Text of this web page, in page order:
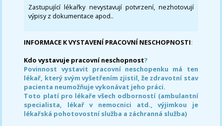
Zastupující lékařky nevystavují potvrzení, nezhotovují
výpisy z dokumentace apod..
INFORMACE K VYSTAVENÍ PRACOVNÍ NESCHOPNOSTI:
Kdo vystavuje pracovní neschopnost?
Povinnost vystavit pracovní neschopenku má ten
lékař, který svým vyšetřením zjistil, že zdravotní stav
pacienta neumožňuje vykonávat jeho práci.
Toto platí pro lékaře všech odborností (ambulantní
specialista, lékař v nemocnici atd., výjimkou je
lékařská pohotovostní služba a záchranná služba)